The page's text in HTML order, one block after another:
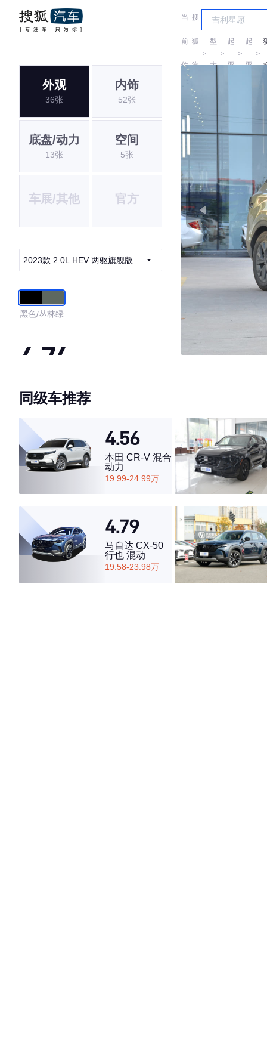
当
前
位
置:
搜
狐
汽
车
＞
车
型
大
＞
起
亚
＞
起
亚
＞
外观
36张
内饰
52张
底盘/动力
13张
空间
5张
车展/其他 官方
2023款 2.0L HEV 两驱旗舰版
黑色/丛林绿
4.74
·外观表现较为优秀，优于100%同级车
·空间表现一般，低于76%同级车
同级车推荐
4.56
本田 CR-V 混合
动力
19.99-24.99万
4.79
马自达 CX-50
行也 混动
19.58-23.98万